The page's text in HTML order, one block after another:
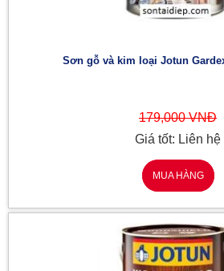
Sơn gỗ và kim loại Jotun
179,000 VNĐ
Giá tốt: Liên hệ
MUA HÀNG